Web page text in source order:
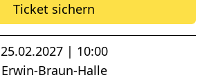
Ticket sichern
25.02.2027 | 10:00
Erwin-Braun-Halle